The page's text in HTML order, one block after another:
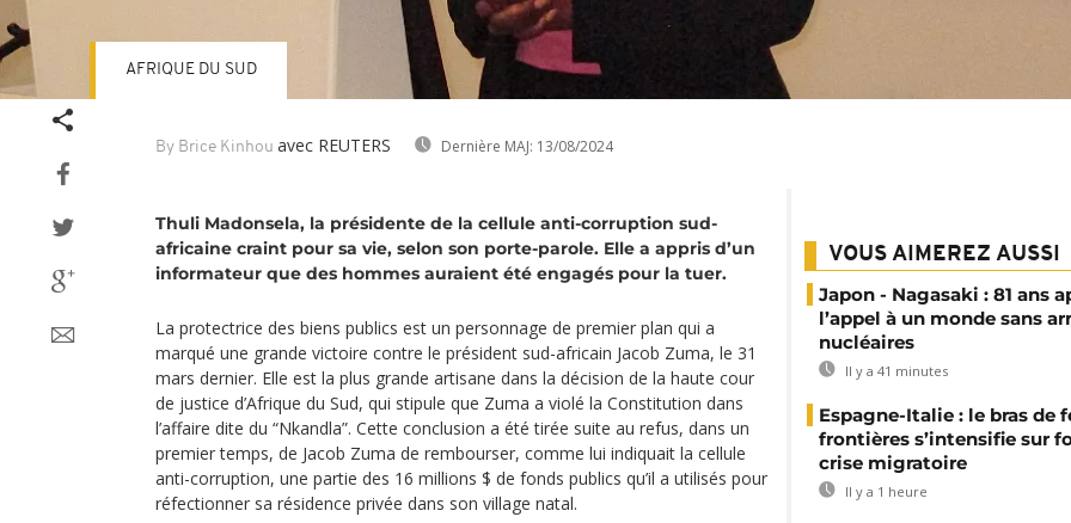
By Brice Kinhou avec REUTERS Dernière MAJ: 13/08/2024
AFRIQUE DU SUD
Thuli Madonsela, la présidente de la cellule anti-corruption sud-
africaine craint pour sa vie, selon son porte-parole. Elle a appris d’un
informateur que des hommes auraient été engagés pour la tuer.
La protectrice des biens publics est un personnage de premier plan qui a
marqué une grande victoire contre le président sud-africain Jacob Zuma, le 31
mars dernier. Elle est la plus grande artisane dans la décision de la haute cour
de justice d’Afrique du Sud, qui stipule que Zuma a violé la Constitution dans
l’affaire dite du “Nkandla”. Cette conclusion a été tirée suite au refus, dans un
premier temps, de Jacob Zuma de rembourser, comme lui indiquait la cellule
anti-corruption, une partie des 16 millions $ de fonds publics qu’il a utilisés pour
réfectionner sa résidence privée dans son village natal.
VOUS AIMEREZ AUSSI
Japon - Nagasaki : 81 ans
l’appel à un monde sans
nucléaires
Il y a 41 minutes
Espagne-Italie : le bras de
frontières s’intensifie sur
crise migratoire
Il y a 1 heure